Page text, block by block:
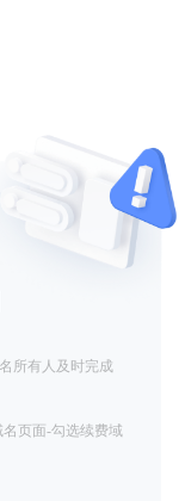
所有人及时完成
页面-勾选续费域